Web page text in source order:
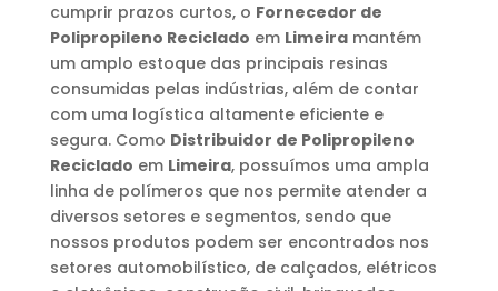
cumprir prazos curtos, o Fornecedor de
Polipropileno Reciclado em Limeiramantém
um amplo estoque das principais resinas
consumidas pelas indústrias, além de contar
com uma logística altamente eficiente e
segura. Como Distribuidor de Polipropileno
Reciclado em Limeira, possuímos uma ampla
linha de polímeros que nos permite atender a
diversos setores e segmentos, sendo que
nossos produtos podem ser encontrados nos
setores automobilístico, de calçados, elétricos